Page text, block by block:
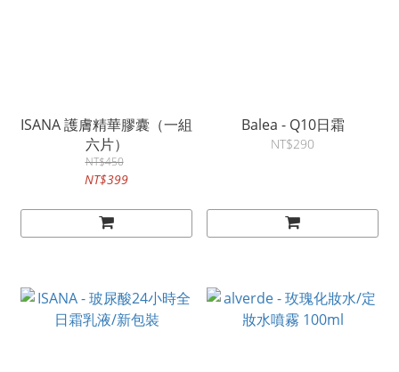
ISANA 護膚精華膠囊（一組
六片）
NT$450
NT$399
Balea - Q10日霜
NT$290